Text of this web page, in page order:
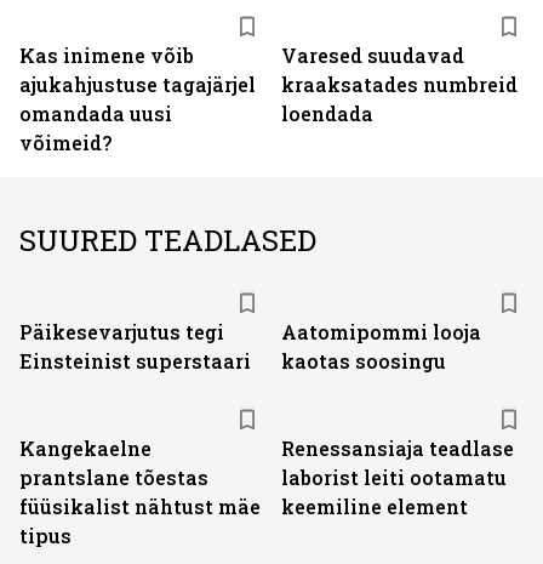
Kas inimene võib
ajukahjustuse tagajärjel
omandada uusi
võimeid?
Varesed suudavad
kraaksatades numbreid
loendada
SUURED TEADLASED
Päikesevarjutus tegi
Einsteinist superstaari
Aatomipommi looja
kaotas soosingu
Kangekaelne
prantslane tõestas
füüsikalist nähtust mäe
tipus
Renessansiaja teadlase
laborist leiti ootamatu
keemiline element